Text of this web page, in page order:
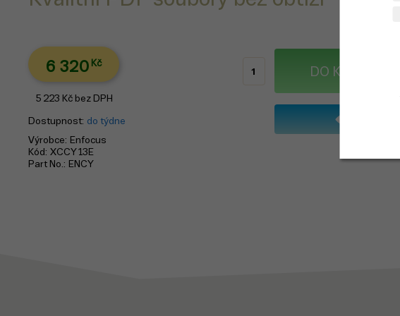
6 320 Kč
5 223 Kč bez DPH
Dostupnost do týdne
Výrobce
Enfocus
Kód XCCY13E
Part No.
ENCY
DO KOŠÍKU